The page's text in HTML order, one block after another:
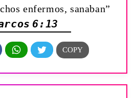
enfermos, sanaban”
6:13